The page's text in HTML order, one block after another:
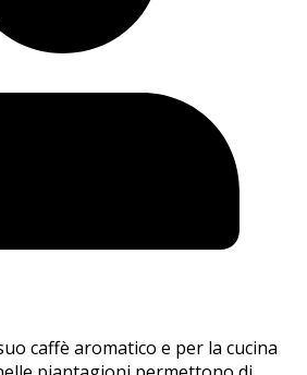
caffè aromatico e per la cucina